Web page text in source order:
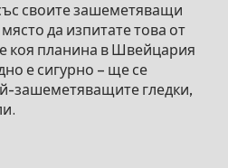
своите зашеметяващи
да изпитате това от
коя планина в Швейцария
е сигурно – ще се
зашеметяващите гледки,